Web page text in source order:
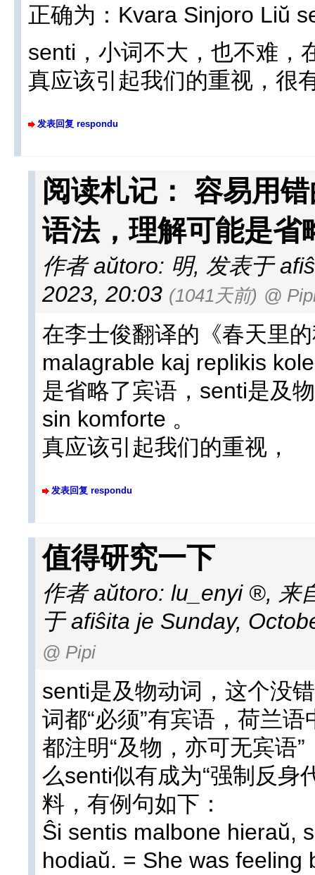
正确为：Kvara Sinjoro Liŭ
senti，小词不大，也不难，
真应该引起我们的重视，很
发表回复 respondu
阅读札记： 容易用
语法，理解可能是省
作者 aŭtoro: 明, 发表于
2023, 20:03 (1041天前) @
在李士俊翻译的《春天里
malagrable kaj replikis
是省略了宾语，senti是及
sin komforte 。
真应该引起我们的重视，
发表回复 respondu
值得研究一下
作者 aŭtoro: lu_enyi , 来
于 afiŝita je Sunday,
@ Pipi
senti是及物动词，这个没
词都“必须”有宾语，荷兰
都注明“及物，亦可无宾语
么senti似有成为“强制反身
料，有例句如下：
Ŝi sentis malbone hieraŭ,
hodiaŭ. = She was feeling